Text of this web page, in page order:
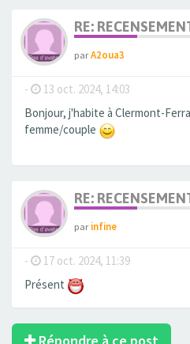
RE:
parA2oua3
- 13 oct. 2024, 14:03
Bonjour, j'habite à Clermont-
femme/couple
RE:
parinfine
- 17 oct. 2024, 11:39
Présent
Répondre à ce post